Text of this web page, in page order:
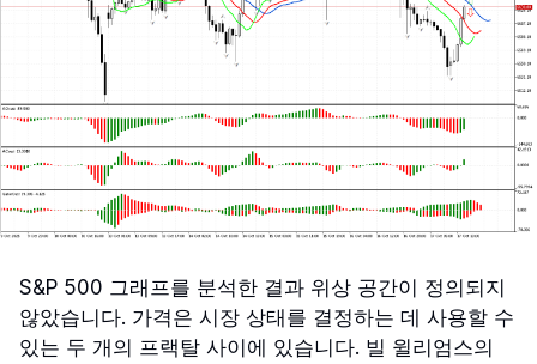
S&P 500 그래프를 분석한 결과 위상 공간이 정의되지
않았습니다. 가격은 시장 상태를 결정하는 데 사용할 수
있는 두 개의 프랙탈 사이에 있습니다. 빌 윌리엄스의